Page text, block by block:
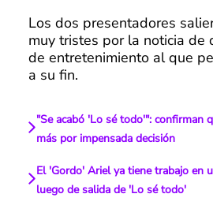
Los dos presentadores
muy tristes por la noticia de
de entretenimiento al que
a su fin.
"Se acabó 'Lo sé todo'": confirman
más por impensada decisión
El 'Gordo' Ariel ya tiene trabajo en
luego de salida de 'Lo sé todo'